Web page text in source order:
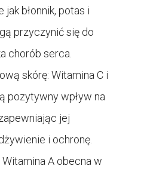
błonnik, potas i
przyczynić się do
chorób serca.
skórę: Witamina C i
pozytywny wpływ na
jej
i ochronę.
A obecna w